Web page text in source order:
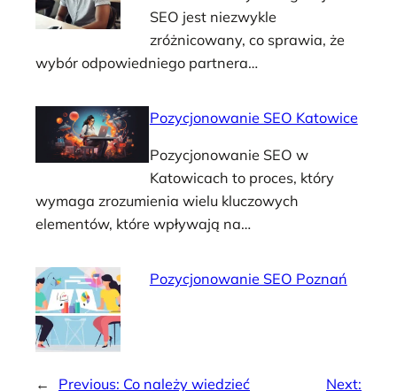
SEO jest niezwykle
zróżnicowany, co sprawia, że
wybór odpowiedniego partnera…
Pozycjonowanie SEO Katowice
Pozycjonowanie SEO w
Katowicach to proces, który
wymaga zrozumienia wielu kluczowych
elementów, które wpływają na…
Pozycjonowanie SEO Poznań
← Previous: Co należy wiedzieć
Next: